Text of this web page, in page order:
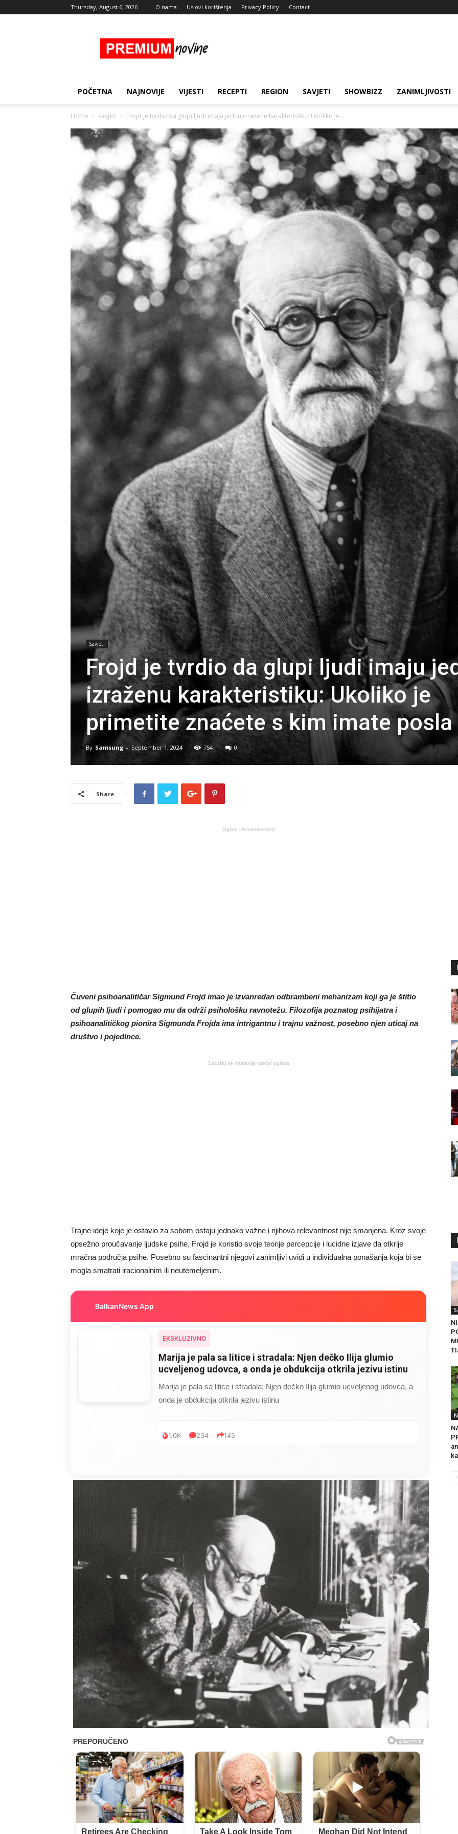
Thursday, August 6, 2026 O nama Uslovi korištenja Privacy Policy Contact
Novine
POČETNA NAJNOVIJE VIJESTI RECEPTI REGION SAVJETI SHOWBIZZ ZANIMLJIVOSTI
Home Savjeti Frojd je tvrdio da glupi ljudi imaju jednu izraženu karakteristiku: Ukoliko je...
Savjeti
Frojd je tvrdio da glupi ljudi imaju
izraženu karakteristiku: Ukoliko je
primetite znaćete s kim imate posla
By Samsung - September 1, 2024 754 0
Share
Oglasi - Advertisement
Čuveni psihoanalitičar Sigmund Frojd imao je izvanredan odbrambeni mehanizam koji ga je štitio
od glupih ljudi i pomogao mu da održi psihološku ravnotežu. Filozofija poznatog psihijatra i
psihoanalitičkog pionira Sigmunda Frojda ima intrigantnu i trajnu važnost, posebno njen uticaj na
društvo i pojedince.
Sadržaj se nastavlja nakon oglasa
Trajne ideje koje je ostavio za sobom ostaju jednako važne i njihova relevantnost nije smanjena. Kroz svoje
opsežno proučavanje ljudske psihe, Frojd je koristio svoje teorije percepcije i lucidne izjave da otkrije
mračna područja psihe. Posebno su fascinantni njegovi zanimljivi uvidi u individualna ponašanja koja bi se
mogla smatrati iracionalnim ili neutemeljenim.
BalkanNews App
EKSKLUZIVNO
Marija je pala sa litice i stradala: Njen dečko Ilija glumio
ucveljenog udovca, a onda je obdukcija otkrila jezivu istinu
Marija je pala sa litice i stradala: Njen dečko Ilija glumio ucveljenog udovca, a
onda je obdukcija otkrila jezivu istinu
1.0K 234 145